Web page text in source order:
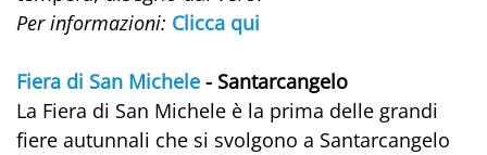
Per informazioni: Clicca qui
Fiera di San Michele - Santarcangelo
La Fiera di San Michele è la prima delle grandi
fiere autunnali che si svolgono a Santarcangelo